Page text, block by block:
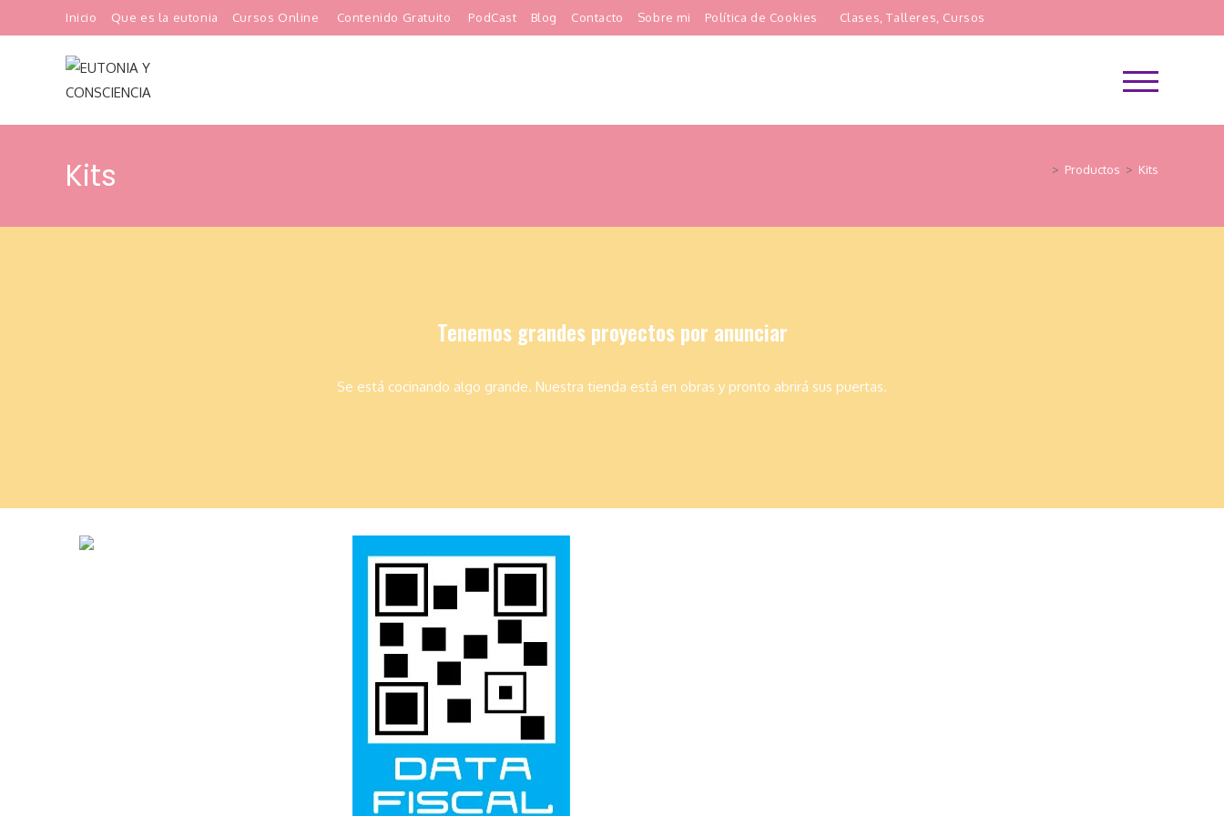
al
Inicio Que es la eutonia Cursos Online Contenido Gratuito PodCast Blog Contacto Sobre mi Política de Cookies Clases, Talleres, Cursos
Menú
Kits > Productos > Kits
Tenemos grandes proyectos por anunciar
Se está cocinando algo grande. Nuestra tienda está en obras y pronto abrirá sus puertas.